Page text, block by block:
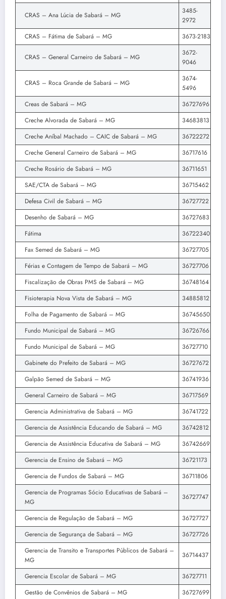
CRAS – Ana Lúcia de Sabará – MG
3485-
2972
CRAS – Fátima de Sabará – MG
3673-2183
CRAS – General Carneiro de Sabará – MG
3672-
9046
CRAS – Roca Grande de Sabará – MG
3674-
5496
Creas de Sabará – MG
36727696
Creche Alvorada de Sabará – MG
34683813
Creche Aníbal Machado – CAIC de Sabará – MG
36722272
Creche General Carneiro de Sabará – MG
36717616
Creche Rosário de Sabará – MG
36711651
SAE/CTA de Sabará – MG
36715462
Defesa Civil de Sabará – MG
36727722
Desenho de Sabará – MG
36727683
Fátima
36722340
Fax Semed de Sabará – MG
36727705
Férias e Contagem de Tempo de Sabará – MG
36727706
Fiscalização de Obras PMS de Sabará – MG
36748164
Fisioterapia Nova Vista de Sabará – MG
34885812
Folha de Pagamento de Sabará – MG
36745650
Fundo Municipal de Sabará – MG
36726766
Fundo Municipal de Sabará – MG
36727710
Gabinete do Prefeito de Sabará – MG
36727672
Galpão Semed de Sabará – MG
36741936
General Carneiro de Sabará – MG
36717569
Gerencia Administrativa de Sabará – MG
36741722
Gerencia de Assistência Educando de Sabará – MG
36742812
Gerencia de Assistência Educativa de Sabará – MG
36742669
Gerencia de Ensino de Sabará – MG
36721173
Gerencia de Fundos de Sabará – MG
36711806
Gerencia de Programas Sócio Educativas de Sabará –
MG
36727747
Gerencia de Regulação de Sabará – MG
36727727
Gerencia de Segurança de Sabará – MG
36727726
Gerencia de Transito e Transportes Públicos de Sabará –
MG
36714437
Gerencia Escolar de Sabará – MG
36727711
Gestão de Convênios de Sabará – MG
36727699